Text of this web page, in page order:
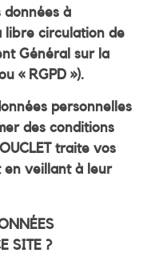
données à
libre circulation de
Général sur la
« RGPD »).
personnelles
des conditions
traite vos
en veillant à leur
SITE ?